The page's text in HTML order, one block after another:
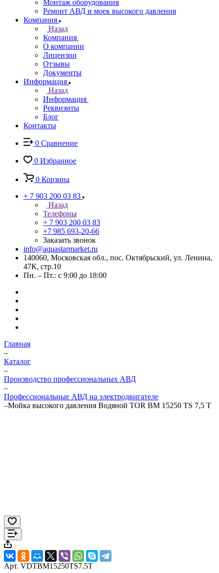
Монтаж оборудования
Ремонт АВД и моек высокого давления
Компания
Назад
Компания
О компании
Лицензии
Отзывы
Документы
Информация
Назад
Информация
Реквизиты
Блог
Контакты
0 Сравнение
0 Избранное
0 Корзина
+ 7 903 200 03 83
Назад
Телефоны
+ 7 903 200 03 83
+7 985 693-20-66
Заказать звонок
info@aquastarmarket.ru
140060, Московская обл., пос. Октябрьский, ул. Ленина,
47К, стр.10
Пн. – Пт.: с 9:00 до 18:00
Главная
–
Каталог
–
Производство профессиональных АВД
–
Профессиональные АВД на электродвигателе
–Мойка высокого давления Водяной TOR BM 15250 TS 7,5 T
Арт. VDTBM15250TS7.5T